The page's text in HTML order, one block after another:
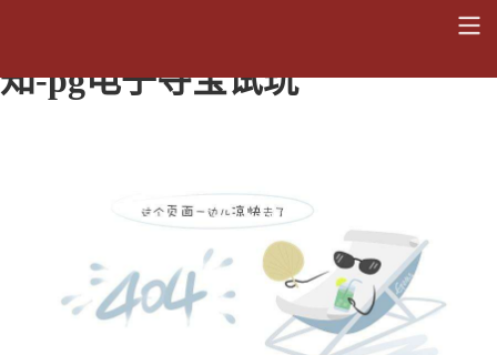
关于开展校史资料征集活动的通
知-pg电子夺宝试玩